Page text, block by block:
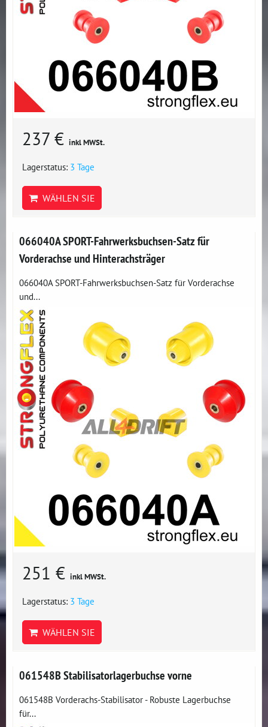
237 € inkl MWSt.
Lagerstatus: 3 Tage
WÄHLEN SIE
066040A SPORT-Fahrwerksbuchsen-Satz für
Vorderachse und Hinterachsträger
066040A SPORT-Fahrwerksbuchsen-Satz für Vorderachse
und...
251 € inkl MWSt.
Lagerstatus: 3 Tage
WÄHLEN SIE
061548B Stabilisatorlagerbuchse vorne
061548B Vorderachs-Stabilisator - Robuste Lagerbuchse
für...